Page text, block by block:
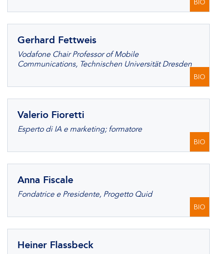
BIO
Gerhard Fettweis
Vodafone Chair Professor of Mobile
Communications, Technischen Universität Dresden
BIO
Valerio Fioretti
Esperto di IA e marketing; formatore
BIO
Anna Fiscale
Fondatrice e Presidente, Progetto Quid
BIO
Heiner Flassbeck